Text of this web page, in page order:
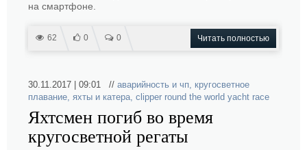
на смартфоне.
62 0 0 Читать полностью
30.11.2017 | 09:01 // аварийность и чп, кругосветное
плавание, яхты и катера, clipper round the world yacht race
Яхтсмен погиб во время
кругосветной регаты